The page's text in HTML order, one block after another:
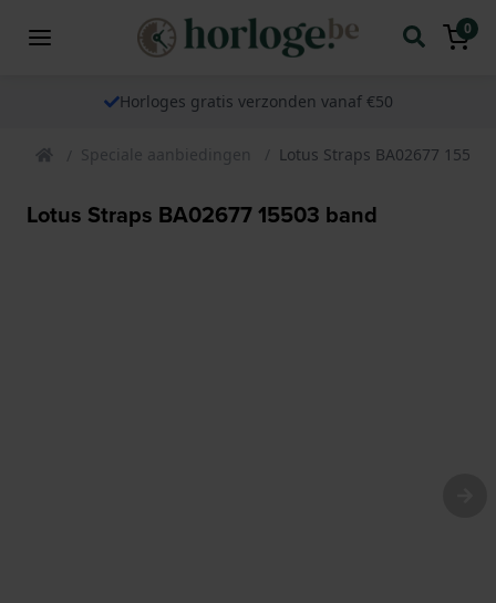
0
Horloges gratis verzonden vanaf €50
Speciale aanbiedingen Lotus Straps BA02677 15503
Lotus Straps BA02677 15503 band